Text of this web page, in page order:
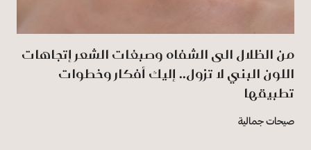
من الظلال الى الشفاه وصبغات الشعر إتجاهات
اللون البني لا تزول.. إليك أفكار وخطوات
تطبيقها
صيحات جمالية